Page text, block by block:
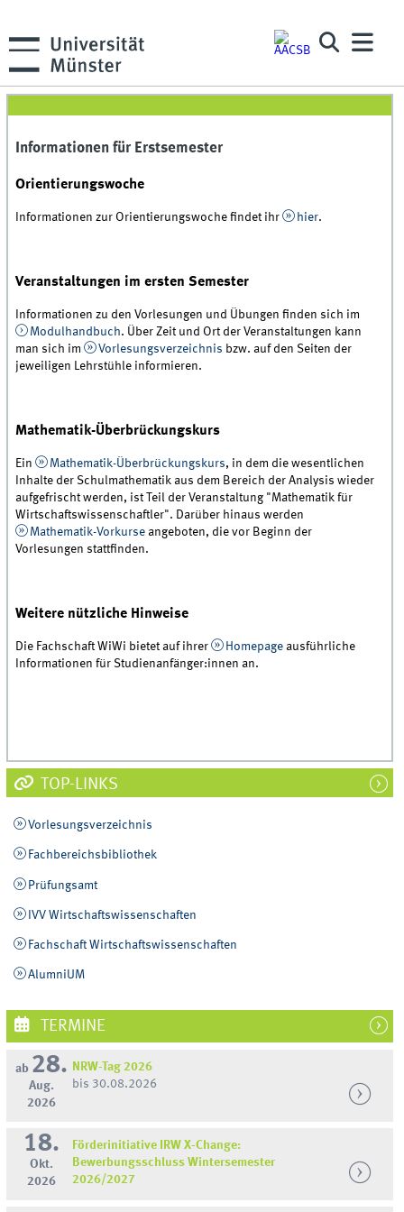
Informationen für Erstsemester
Orientierungswoche
Informationen zur Orientierungswoche findet ihr hier.
Veranstaltungen im ersten Semester
Informationen zu den Vorlesungen und Übungen finden sich im
Modulhandbuch. Über Zeit und Ort der Veranstaltungen kann
man sich im
Vorlesungsverzeichnis bzw. auf den Seiten der
jeweiligen Lehrstühle informieren.
Mathematik-Überbrückungskurs
Ein Mathematik-Überbrückungskurs, in dem die wesentlichen
Inhalte der Schulmathematik aus dem Bereich der Analysis wieder
aufgefrischt werden, ist Teil der Veranstaltung "Mathematik für
Wirtschaftswissenschaftler". Darüber hinaus werden
Mathematik-Vorkurseangeboten, die vor Beginn der
Vorlesungen stattfinden.
Weitere nützliche Hinweise
Die Fachschaft WiWi bietet auf ihrer Homepageausführliche
Informationen für Studienanfänger:innen an.
TOP-LINKS
Vorlesungsverzeichnis
Fachbereichsbibliothek
Prüfungsamt
IVV Wirtschaftswissenschaften
Fachschaft Wirtschaftswissenschaften
AlumniUM
TERMINE
ab 28.
Aug.
2026
NRW-Tag 2026
bis 30.08.2026
18.
Okt.
2026
Förderinitiative IRW X-Change:
Bewerbungsschluss Wintersemester
2026/2027